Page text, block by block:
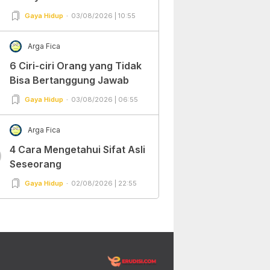
Gaya Hidup 03/08/2026 | 10:55
Arga Fica
6 Ciri-ciri Orang yang Tidak
Bisa Bertanggung Jawab
Gaya Hidup 03/08/2026 | 06:55
Arga Fica
4 Cara Mengetahui Sifat Asli
Seseorang
Gaya Hidup 02/08/2026 | 22:55